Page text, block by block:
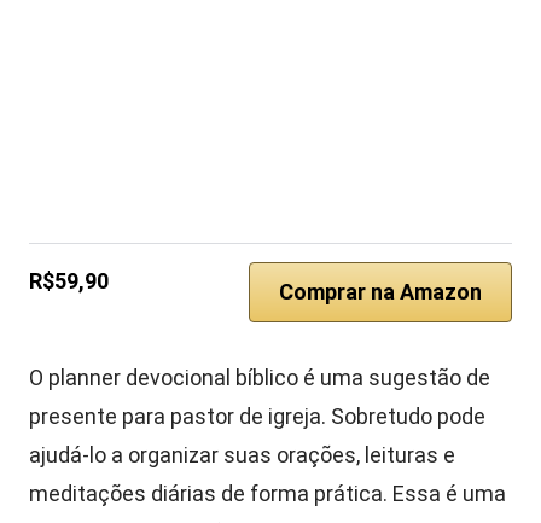
R$59,90 Comprar na Amazon
O planner devocional bíblico é uma sugestão de
presente para pastor de igreja. Sobretudo pode
ajudá-lo a organizar suas orações, leituras e
meditações diárias de forma prática. Essa é uma